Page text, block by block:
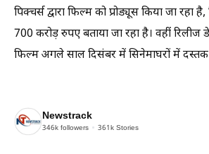
पिक्चर्स द्वारा फिल्म को प्रोड्यूस किया जा
700 करोड़ रुपए बताया जा रहा है। वहीं रिलीज
फिल्म अगले साल दिसंबर में सिनेमाघरों में
Newstrack
346k followers 361k Stories